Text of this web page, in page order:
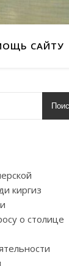
САЙТУ
киргиз
о столице